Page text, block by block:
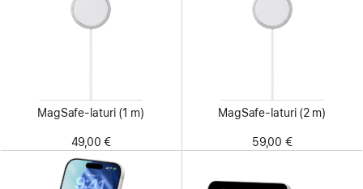
MagSafe-laturi (1 m)
49,00 €
MagSafe-laturi (2 m)
59,00 €